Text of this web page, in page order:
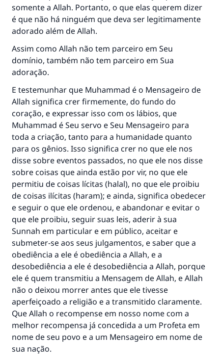
somente a Allah. Portanto, o que elas querem dizer
é que não há ninguém que deva ser legitimamente
adorado além de Allah.
Assim como Allah não tem parceiro em Seu
domínio, também não tem parceiro em Sua
adoração.
E testemunhar que Muhammad é o Mensageiro de
Allah significa crer firmemente, do fundo do
coração, e expressar isso com os lábios, que
Muhammad é Seu servo e Seu Mensageiro para
toda a criação, tanto para a humanidade quanto
para os gênios. Isso significa crer no que ele nos
disse sobre eventos passados, no que ele nos disse
sobre coisas que ainda estão por vir, no que ele
permitiu de coisas lícitas (halal), no que ele proibiu
de coisas ilícitas (haram); e ainda, significa obedecer
e seguir o que ele ordenou, e abandonar e evitar o
que ele proibiu, seguir suas leis, aderir à sua
Sunnah em particular e em público, aceitar e
submeter-se aos seus julgamentos, e saber que a
obediência a ele é obediência a Allah, e a
desobediência a ele é desobediência a Allah, porque
ele é quem transmitiu a Mensagem de Allah, e Allah
não o deixou morrer antes que ele tivesse
aperfeiçoado a religião e a transmitido claramente.
Que Allah o recompense em nosso nome com a
melhor recompensa já concedida a um Profeta em
nome de seu povo e a um Mensageiro em nome de
sua nação.
A resposta n° 110845 salvou um
casamento.
Ajude-nos a responder à Ummah
O Profeta ﷺ disse,
"Quem quer que incentive outros a fazer o
que é bom receberá a mesma recompensa
que aqueles que o fazem."
(MUSLIM, 1893)